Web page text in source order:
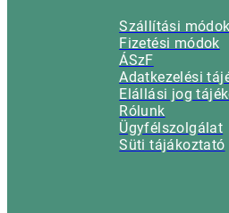
Szállítási módok
Fizetési módok
ÁSzF
Adatkezelési
Elállási jog
Rólunk
Ügyfélszolgálat
Süti tájákoztató